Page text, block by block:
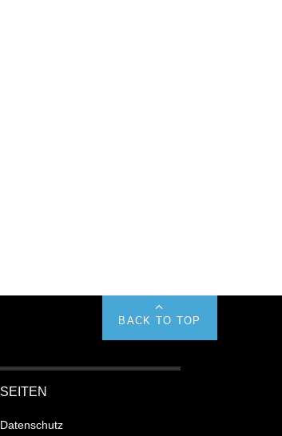
BACK TO TOP
SEITEN
Datenschutz